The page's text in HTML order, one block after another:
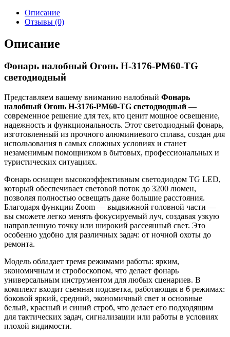
Описание
Отзывы (0)
Описание
Фонарь налобный Огонь H-3176-PM60-TG
светодиодный
Представляем вашему вниманию налобный Фонарь
налобный Огонь H-3176-PM60-TG светодиодный —
современное решение для тех, кто ценит мощное освещение,
надежность и функциональность. Этот светодиодный фонарь,
изготовленный из прочного алюминиевого сплава, создан для
использования в самых сложных условиях и станет
незаменимым помощником в бытовых, профессиональных и
туристических ситуациях.
Фонарь оснащен высокоэффективным светодиодом TG LED,
который обеспечивает световой поток до 3200 люмен,
позволяя полностью освещать даже большие расстояния.
Благодаря функции Zoom — выдвижной головной части —
вы сможете легко менять фокусируемый луч, создавая узкую
направленную точку или широкий рассеянный свет. Это
особенно удобно для различных задач: от ночной охоты до
ремонта.
Модель обладает тремя режимами работы: ярким,
экономичным и стробоскопом, что делает фонарь
универсальным инструментом для любых сценариев. В
комплект входит съемная подсветка, работающая в 6 режимах:
боковой яркий, средний, экономичный свет и основные
белый, красный и синий строб, что делает его подходящим
для тактических задач, сигнализации или работы в условиях
плохой видимости.